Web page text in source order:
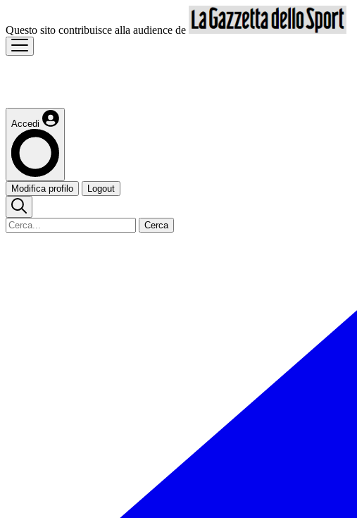
Questo sito contribuisce alla audience de
Accedi
Modifica profilo Logout
Cerca